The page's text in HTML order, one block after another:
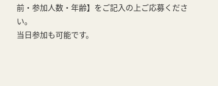
前・参加人数・年齢】をご記入の上ご応募くださ
い。
当日参加も可能です。